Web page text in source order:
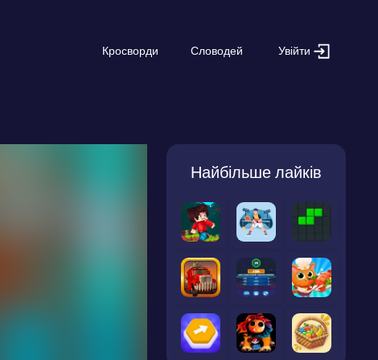
Кросворди Словодей Увійти
Найбільше лайків